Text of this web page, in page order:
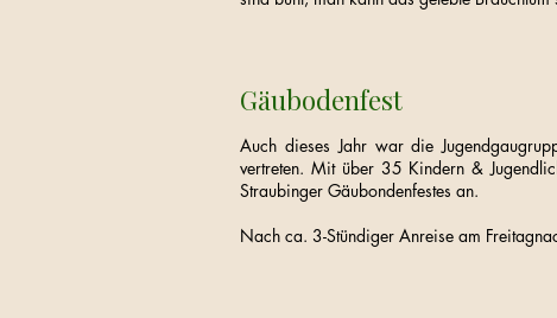
Gäubodenfest
Auch dieses Jahr war die
vertreten. Mit über 35 Kindern &
Straubinger Gäubondenfestes an.
Nach ca. 3-Stündiger Anreise am